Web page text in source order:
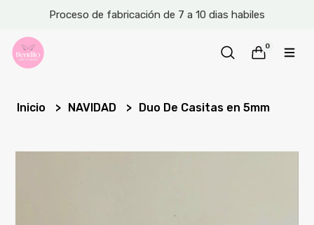
Proceso de fabricación de 7 a 10 dias habiles
0
Inicio NAVIDAD Duo De Casitas en 5mm